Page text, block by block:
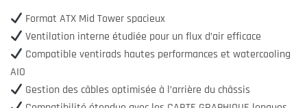
Format ATX Mid Tower spacieux
Ventilation interne étudiée pour un flux d’air efficace
Compatible ventirads hautes performances et watercooling
AIO
Gestion des câbles optimisée à l’arrière du châssis